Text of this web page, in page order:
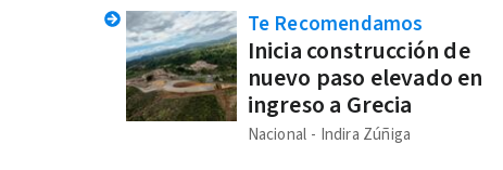
Te Recomendamos
Inicia construcción de
nuevo paso elevado en
ingreso a Grecia
Nacional Indira Zúñiga